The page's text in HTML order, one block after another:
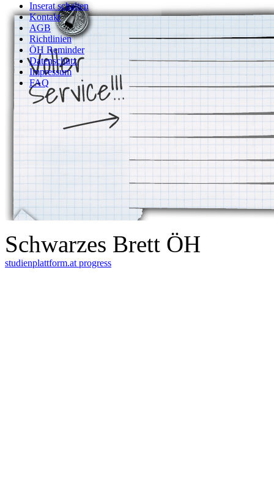
Inserat schalten
Kontakt
AGB
Richtlinien
ÖH Reminder
Datenschutz
Impressum
FAQ
Schwarzes Brett ÖH
studienplattform.at progress